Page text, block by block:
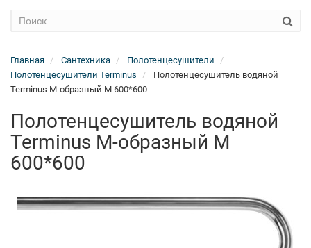
Главная Сантехника
Полотенцесушители
Полотенцесушители Terminus
Полотенцесушитель водяной
Terminus M-образный М 600*600
Полотенцесушитель водяной
Terminus M-образный М
600*600